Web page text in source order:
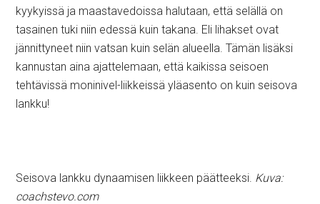
kyykyissä ja maastavedoissa halutaan, että selällä on
tasainen tuki niin edessä kuin takana. Eli lihakset ovat
jännittyneet niin vatsan kuin selän alueella. Tämän lisäksi
kannustan aina ajattelemaan, että kaikissa seisoen
tehtävissä moninivel-liikkeissä yläasento on kuin seisova
lankku!
Seisova lankku dynaamisen liikkeen päätteeksi. Kuva:
coachstevo.com